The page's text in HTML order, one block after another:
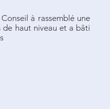
à rassemblé une
de haut niveau et a bâti